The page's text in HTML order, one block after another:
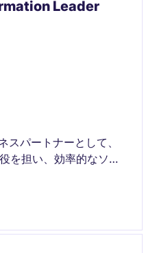
Leader
スパートナーとして、
を担い、効率的なソリ
を推進し、業務プロセ